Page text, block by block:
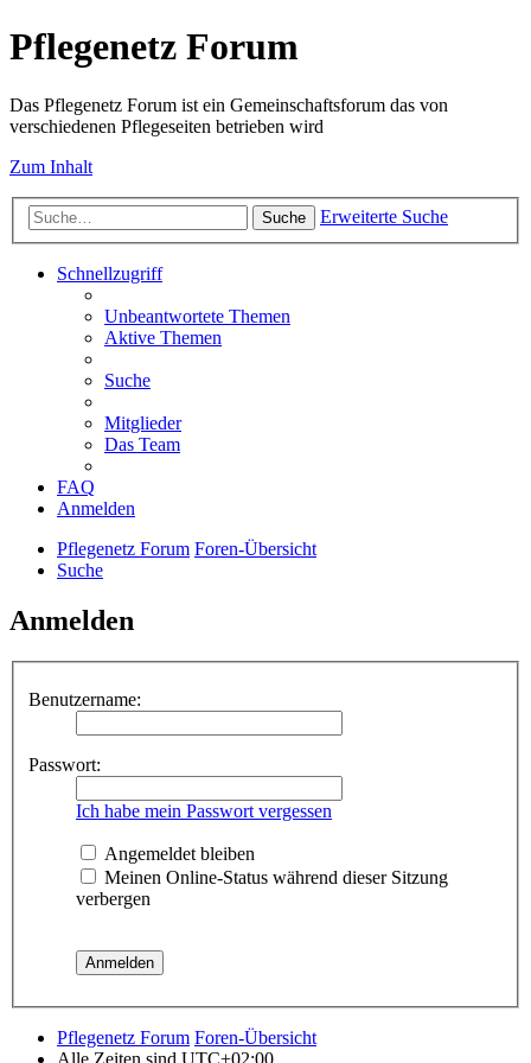
Pflegenetz Forum
Das Pflegenetz Forum ist ein Gemeinschaftsforum das von
verschiedenen Pflegeseiten betrieben wird
Zum Inhalt
Suche Erweiterte Suche
Schnellzugriff
Unbeantwortete Themen
Aktive Themen
Suche
Mitglieder
Das Team
FAQ
Anmelden
Pflegenetz Forum Foren-Übersicht
Suche
Anmelden
Benutzername:
Passwort:
Ich habe mein Passwort vergessen
Angemeldet bleiben
Meinen Online-Status während dieser Sitzung
verbergen
Pflegenetz Forum Foren-Übersicht
Alle Zeiten sind UTC+02:00